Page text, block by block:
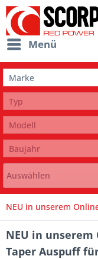
Menü
Auswählen
NEU in unserem
NEU in unserem
Taper Auspuff für